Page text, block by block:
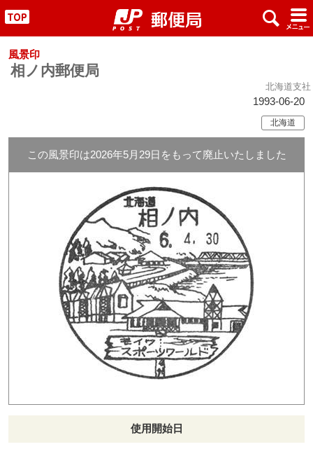
" x #
風景印
相ノ内郵便局
北海道支社
1993-06-20
北海道
この風景印は2026年5月29日をもって廃止いたしました
使用開始日